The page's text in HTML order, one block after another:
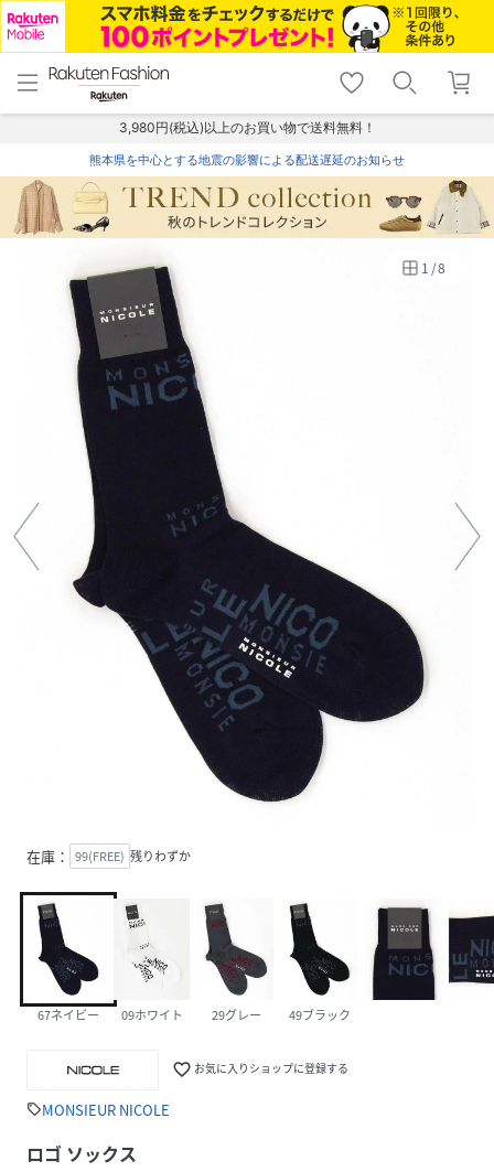
menu home
トップ
shopping_cart lock_outline
ログイン
3,980円(税込)以上のお買い物で送料無料！
熊本県を中心とする地震の影響による配送遅延のお知らせ
1 /8
在庫： 99(FREE) 残りわずか
67ネイビー 09ホワイト 29グレー 49ブラック
favorite_border お気に入りショップに登録する
sellMONSIEUR NICOLE
ロゴ ソックス